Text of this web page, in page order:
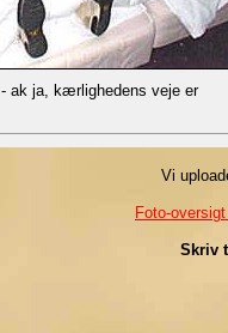
- ak ja, kærlighedens veje er
Vi
Foto-
Skriv